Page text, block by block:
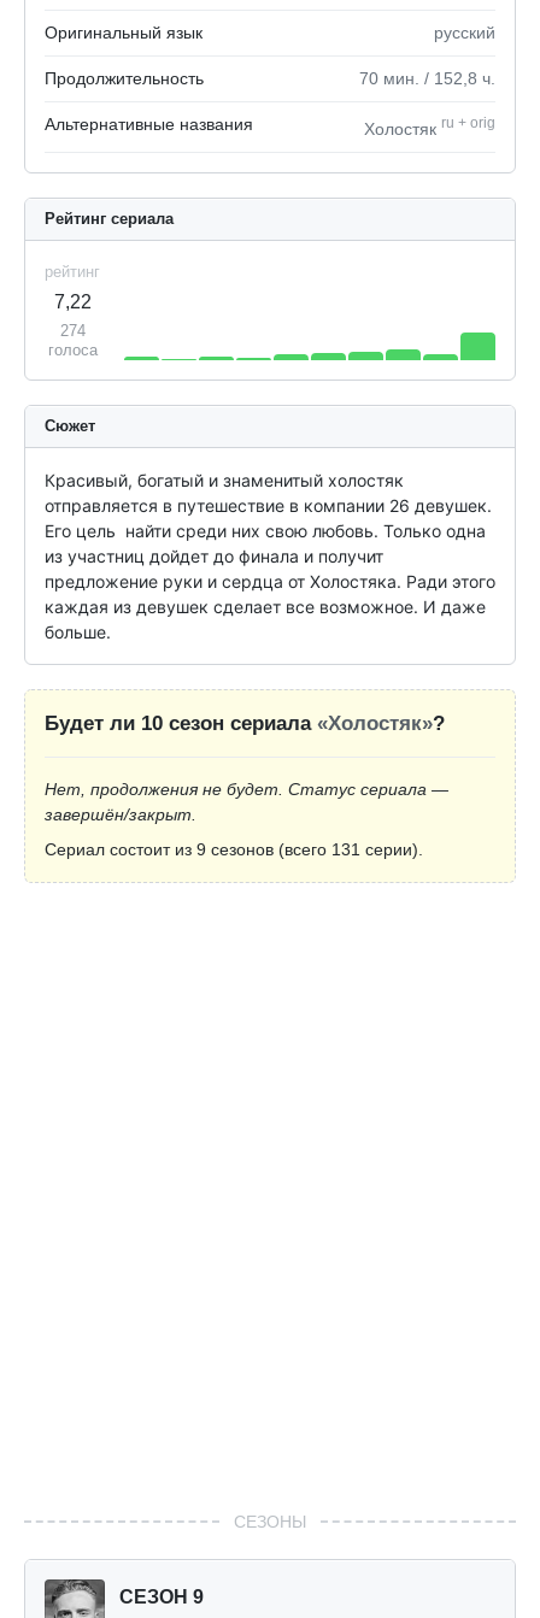
Оригинальный язык русский
Продолжительность 70 мин. / 152,8 ч.
Альтернативные названия Холостяк ru + orig
Рейтинг сериала
рейтинг
7,22
274
голоса
Сюжет
Красивый, богатый и знаменитый холостяк
отправляется в путешествие в компании 26 девушек.
Его цель  найти среди них свою любовь. Только одна
из участниц дойдет до финала и получит
предложение руки и сердца от Холостяка. Ради этого
каждая из девушек сделает все возможное. И даже
больше.
Будет ли 10 сезон сериала «Холостяк»?
Нет, продолжения не будет. Статус сериала —
завершён/закрыт.
Сериал состоит из 9 сезонов (всего 131 серии).
СЕЗОНЫ
СЕЗОН 9